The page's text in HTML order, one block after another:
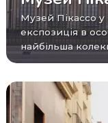
Музей Пікассо у Парижі (Musée national Picasso) –
експозиція в
найбільша